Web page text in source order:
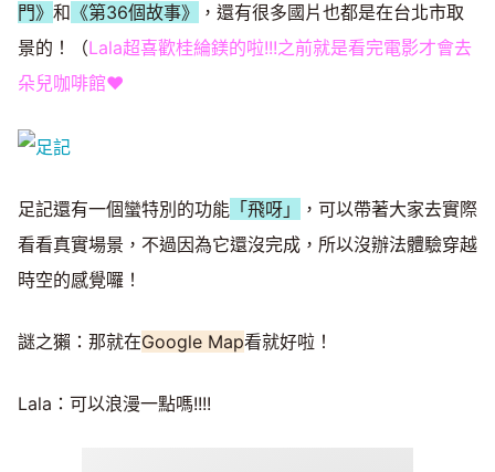
門》 和 《第36個故事》
，還有很多國片也都是在台北市取
景的！（Lala超喜歡桂綸鎂的啦!!!之前就是看完電影才會去
朵兒咖啡館♥
足記還有一個蠻特別的功能 「飛呀」
，可以帶著大家去實際
看看真實場景，不過因為它還沒完成，所以沒辦法體驗穿越
時空的感覺囉！
謎之獺：那就在Google Map看就好啦！
Lala：可以浪漫一點嗎!!!!